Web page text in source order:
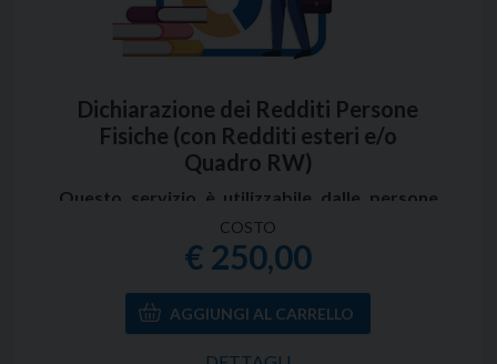
Dichiarazione dei Redditi Persone
Fisiche (con Redditi esteri e/o
Quadro RW)
Questo servizio è utilizzabile dalle persone
fisiche che hanno conseguito dei redditi esteri
e che hanno la necessità di presentare una
dichiarazione dei redditi redigendo anche il
quadro RW che riepiloga gli investimenti
all’estero e/o attività estere di natura
finanziaria.
COSTO
€ 250,00